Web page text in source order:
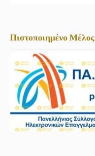
Πιστοποιημένο Μέλος